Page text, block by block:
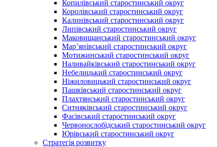
Копилівський старостинський округ
Королівський старостинський округ
Калинівський старостинський округ
Липівський старостинський округ
Маковищанський старостинський округ
Мар’янівський старостинський округ
Мотижинський старостинський округ
Наливайківський старостинський округ
Небелицький старостинський округ
Ніжиловицький старостинський округ
Пашківський старостинський округ
Плахтянський старостинський округ
Ситняківський старостинський округ
Фасівський старостинський округ
Червонослобідський старостинський округ
Юрівський старостинський округ
Стратегія розвитку